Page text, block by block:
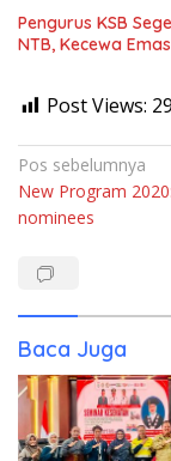
Pengurus KSB
NTB, Kecewa
Post Views:
Navigasi
pos
Pos sebelumnya
New Program
nominees
Baca Juga